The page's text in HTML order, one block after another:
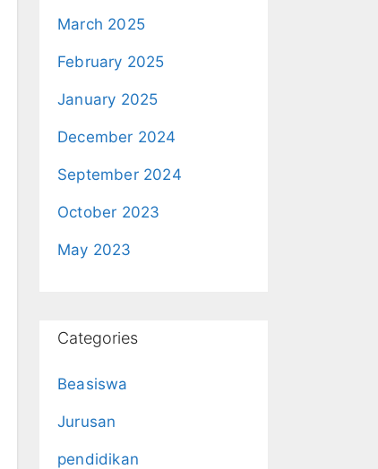
March 2025
February 2025
January 2025
December 2024
September 2024
October 2023
May 2023
Categories
Beasiswa
Jurusan
pendidikan